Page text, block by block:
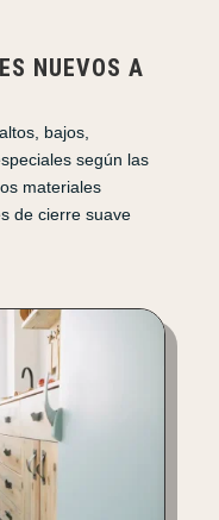
NUEVOS A
bajos,
según las
materiales
de cierre suave